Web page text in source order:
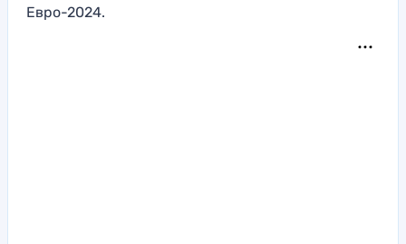
Евро-2024.